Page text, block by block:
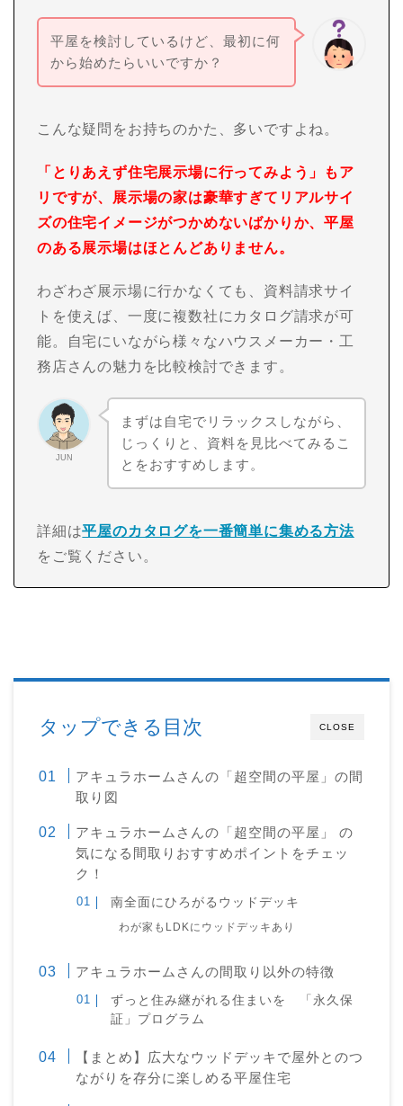
平屋を検討しているけど、最初に何
から始めたらいいですか？
こんな疑問をお持ちのかた、多いですよね。
「とりあえず住宅展示場に行ってみよう」もア
リですが、展示場の家は豪華すぎてリアルサイ
ズの住宅イメージがつかめないばかりか、平屋
のある展示場はほとんどありません。
わざわざ展示場に行かなくても、資料請求サイ
トを使えば、一度に複数社にカタログ請求が可
能。自宅にいながら様々なハウスメーカー・工
務店さんの魅力を比較検討できます。
JUN
まずは自宅でリラックスしながら、
じっくりと、資料を見比べてみるこ
とをおすすめします。
詳細は平屋のカタログを一番簡単に集める方法
をご覧ください。
CLOSE
タップできる目次
アキュラホームさんの「超空間の平屋」の間
取り図
アキュラホームさんの「超空間の平屋」 の
気になる間取りおすすめポイントをチェッ
ク！
南全面にひろがるウッドデッキ
わが家もLDKにウッドデッキあり
アキュラホームさんの間取り以外の特徴
ずっと住み継がれる住まいを 「永久保
証」プログラム
【まとめ】広大なウッドデッキで屋外とのつ
ながりを存分に楽しめる平屋住宅